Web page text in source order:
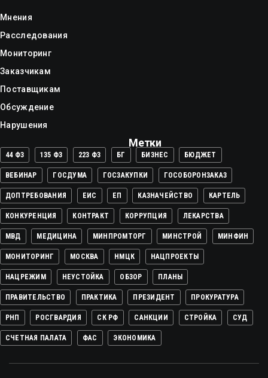
Мнения
Расследования
Мониторинг
Заказчикам
Поставщикам
Обсуждение
Нарушения
Метки
44 ФЗ 135 ФЗ 223 ФЗ БГ БИЗНЕС БЮДЖЕТ
ВЕБИНАР ГОСДУМА ГОСЗАКУПКИ ГОСОБОРОНЗАКАЗ
ДОПТРЕБОВАНИЯ ЕИС ЕП КАЗНАЧЕЙСТВО КАРТЕЛЬ
КОНКУРЕНЦИЯ КОНТРАКТ КОРРУПЦИЯ ЛЕКАРСТВА
МВД МЕДИЦИНА МИНПРОМТОРГ МИНСТРОЙ МИНФИН
МОНИТОРИНГ МОСКВА НМЦК НАЦПРОЕКТЫ
НАЦРЕЖИМ НЕУСТОЙКА ОБЗОР ПЛАНЫ
ПРАВИТЕЛЬСТВО ПРАКТИКА ПРЕЗИДЕНТ ПРОКУРАТУРА
РНП РОСГВАРДИЯ СК РФ САНКЦИИ СТРОЙКА СУД
СЧЕТНАЯ ПАЛАТА ФАС ЭКОНОМИКА